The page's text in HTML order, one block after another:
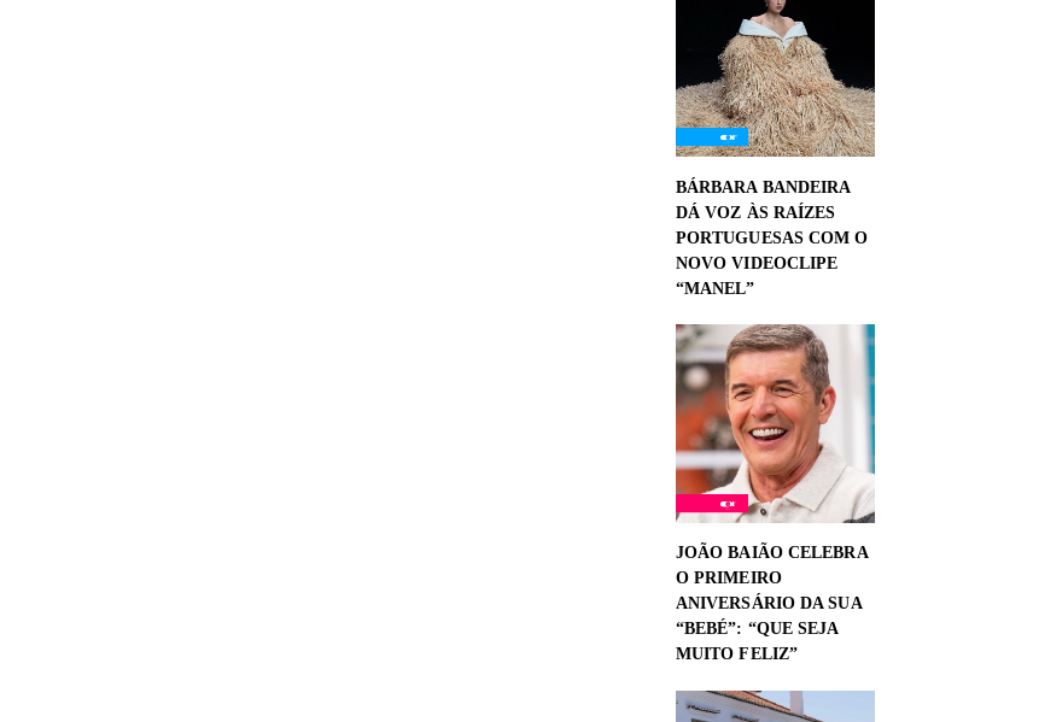
BÁRBARA BANDEIRA
DÁ VOZ ÀS RAÍZES
PORTUGUESAS COM O
NOVO VIDEOCLIPE
“MANEL”
JOÃO BAIÃO CELEBRA
O PRIMEIRO
ANIVERSÁRIO DA SUA
“BEBÉ”: “QUE SEJA
MUITO FELIZ”